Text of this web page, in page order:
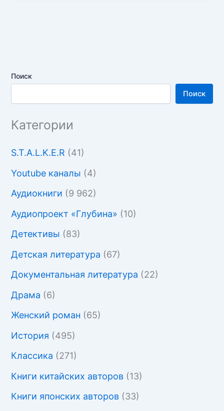
Поиск
Поиск
Категории
S.T.A.L.K.E.R (41)
Youtube каналы (4)
Аудиокниги (9 962)
Аудиопроект «Глубина» (10)
Детективы (83)
Детская литература (67)
Документальная литература (22)
Драма (6)
Женский роман (65)
История (495)
Классика (271)
Книги китайских авторов (13)
Книги японских авторов (33)